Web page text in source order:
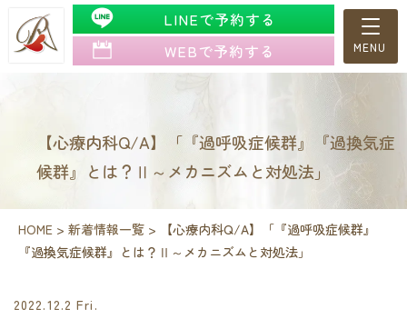
LINEで予約する
WEBで予約する
【心療内科Q/A】「『過呼吸症候群』『過換気症
候群』とは？Ⅱ～メカニズムと対処法」
HOME > 新着情報一覧 >
【心療内科Q/A】「『過呼吸症候群』
『過換気症候群』とは？Ⅱ～メカニズムと対処法」
2022.12.2 Fri.